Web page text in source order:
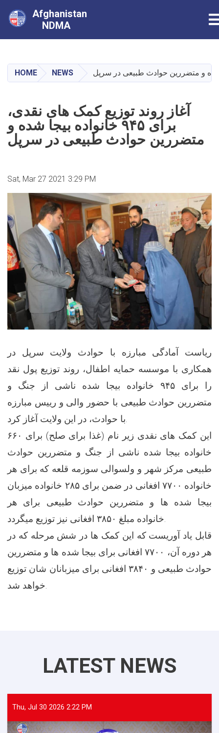
main
content
Afghanistan
NDMA
HOME NEWS
آغاز روند توزیع کمک های نقدی،
برای ۹۴۵ خانواده بیجا شده و
متضررین حوادث طبیعی در سرپل
Sat, Mar 27 2021 3:29 PM
ریاست آمادگی مبارزه با حوادث ولایت سرپل در
همکاری با موسسه حمایه اطفال، روند توزیع پول نقد
را برای ۹۴۵ خانواده بیجا شده ناشی از جنگ و
متضررین حوادث طبیعی با حضور والی و رییس مبارزه
با حوادث، در این ولایت آغاز کرد.
این کمک های نقدی زیر نام (غذا برای صلح) برای ۶۶۰
خانواده بیجا شده ناشی از جنگ و متضررین حوادث
طبیعی مرکز شهر و ولسوالی سوزمه قلعه که برای هر
خانواده ۷۷۰۰ افغانی در ضمن برای ۲۸۵ خانواده میزبان
بیجا شده ها و متضررین حوادث طبیعی برای هر
خانواده مبلغ ۳۸۵۰ افغانی نیز توزیع میگردد.
قابل یاد آوریست که این کمک ها در شش مرحله که در
هر دوره آن، ۷۷۰۰ افغانی برای بیجا شده ها و متضررین
حوادث طبیعی و ۳۸۴۰ افغانی برای میزبانان شان توزیع
خواهد شد.
LATEST NEWS
Thu, Jul 30 2026 2:22 PM